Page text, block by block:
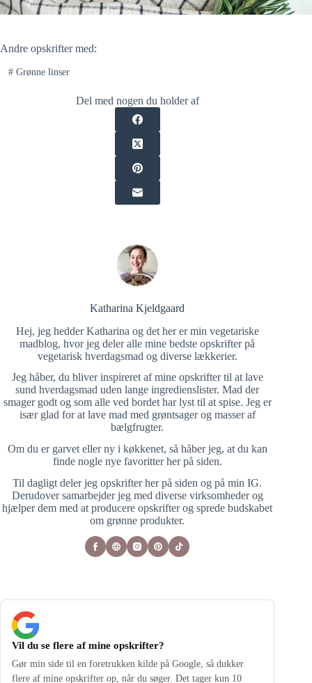
Andre opskrifter med:
#Grønne linser
Del med nogen du holder af
Katharina Kjeldgaard
Hej, jeg hedder Katharina og det her er min vegetariske
madblog, hvor jeg deler alle mine bedste opskrifter på
vegetarisk hverdagsmad og diverse lækkerier.
Jeg håber, du bliver inspireret af mine opskrifter til at lave
sund hverdagsmad uden lange ingredienslister. Mad der
smager godt og som alle ved bordet har lyst til at spise. Jeg er
især glad for at lave mad med grøntsager og masser af
bælgfrugter.
Om du er garvet eller ny i køkkenet, så håber jeg, at du kan
finde nogle nye favoritter her på siden.
Til dagligt deler jeg opskrifter her på siden og på min IG.
Derudover samarbejder jeg med diverse virksomheder og
hjælper dem med at producere opskrifter og sprede budskabet
om grønne produkter.
Vil du se flere af mine opskrifter?
Gør min side til en foretrukken kilde på Google, så dukker
flere af mine opskrifter op, når du søger. Det tager kun 10